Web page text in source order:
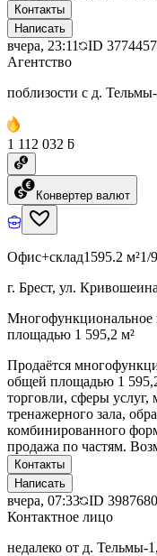
Контакты
Написать
вчера, 23:11 ID 3774457
Агентство
поблизости с д.
1 112 032 ƃ
Конвертер валют
Офис+склад1595.2 м²1/
г. Брест, ул.
Многофункциональное
площадью 1 595,2 м²
Продаётся
общей площадью 1
торговли, сферы услуг,
тренажерного зала,
комбинированного
продажа по частям.
Контакты
Написать
вчера, 07:33 ID 3987680
Контактное лицо
недалеко от д. Тельмы-